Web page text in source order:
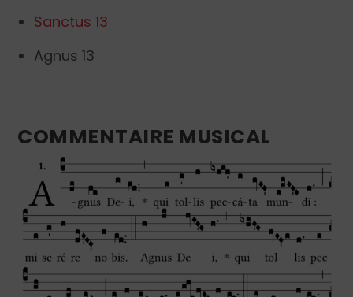
Sanctus 13
Agnus 13
COMMENTAIRE MUSICAL